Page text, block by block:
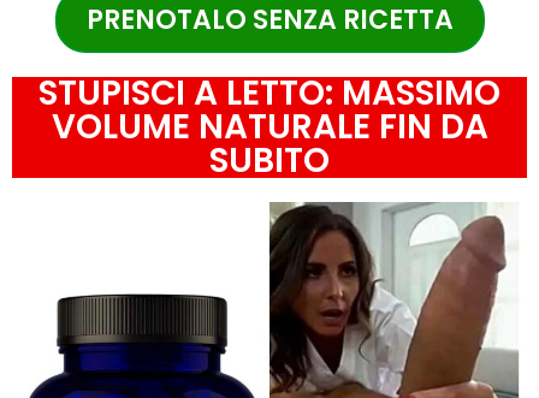
PRENOTALO SENZA RICETTA
STUPISCI A LETTO: MASSIMO
VOLUME NATURALE FIN DA
SUBITO